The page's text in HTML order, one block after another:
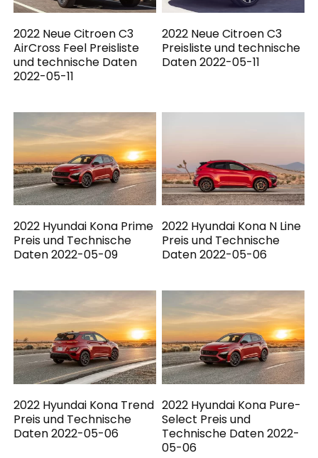
2022 Neue Citroen C3
AirCross Feel Preisliste
und technische Daten
2022-05-11
2022 Neue Citroen C3
Preisliste und technische
Daten 2022-05-11
2022 Hyundai Kona Prime
Preis und Technische
Daten 2022-05-09
2022 Hyundai Kona N Line
Preis und Technische
Daten 2022-05-06
2022 Hyundai Kona Trend
Preis und Technische
Daten 2022-05-06
2022 Hyundai Kona Pure-
Select Preis und
Technische Daten 2022-
05-06